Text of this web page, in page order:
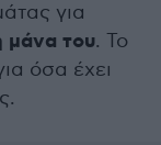
για
μάνα του. Το
όσα έχει